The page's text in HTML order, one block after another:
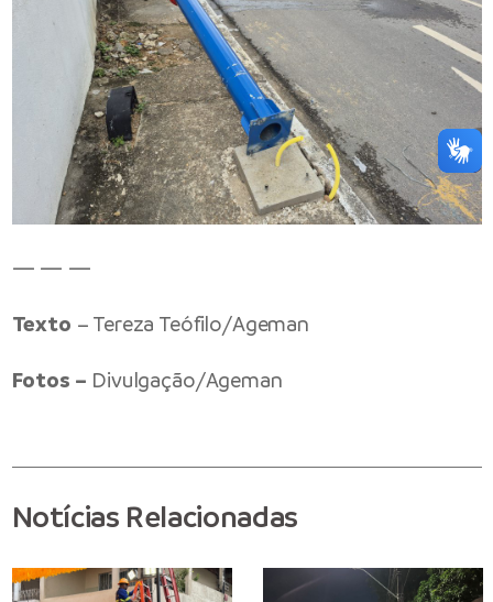
— — —
Texto – Tereza Teófilo/Ageman
Fotos – Divulgação/Ageman
Notícias Relacionadas